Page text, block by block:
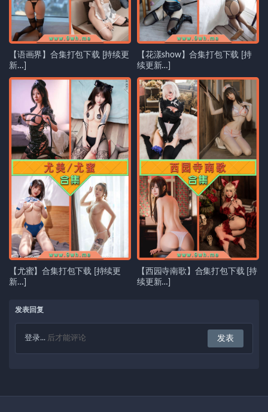
【语画界】合集打包下载 [持续更
新…]
【花漾show】合集打包下载 [持
续更新…]
【尤蜜】合集打包下载 [持续更
新…]
【西园寺南歌】合集打包下载 [持
续更新…]
发表回复
登录... 后才能评论